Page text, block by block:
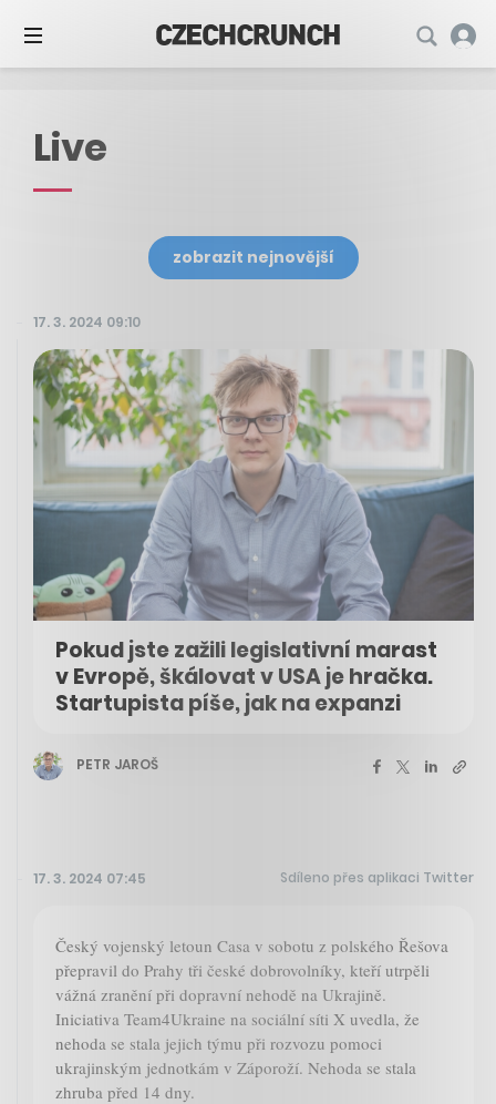
Live
zobrazit nejnovější
17. 3. 2024 09:10
Pokud jste zažili legislativní marast
v Evropě, škálovat v USA je hračka.
Startupista píše, jak na expanzi
PETR JAROŠ
17. 3. 2024 07:45 Sdíleno přes aplikaci Twitter
Český vojenský letoun Casa v sobotu z polského Řešova
přepravil do Prahy tři české dobrovolníky, kteří utrpěli
vážná zranění při dopravní nehodě na Ukrajině.
Iniciativa Team4Ukraine na sociální síti X uvedla, že
nehoda se stala jejich týmu při rozvozu pomoci
ukrajinským jednotkám v Záporoží. Nehoda se stala
zhruba před 14 dny.